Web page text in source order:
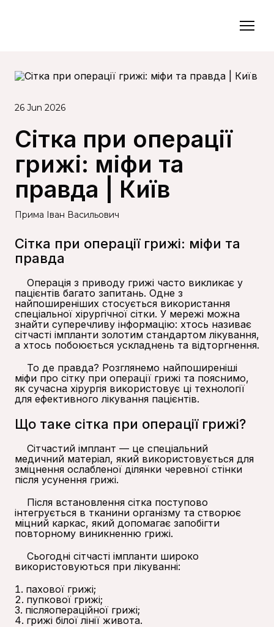
26 Jun 2026
Сітка при операції
грижі: міфи та
правда | Київ
Прима Іван Васильович
Сітка при операції грижі: міфи та
правда
Операція з приводу грижі часто викликає у
пацієнтів багато запитань. Одне з
найпоширеніших стосується використання
спеціальної хірургічної сітки. У мережі можна
знайти суперечливу інформацію: хтось називає
сітчасті імпланти золотим стандартом лікування,
а хтось побоюється ускладнень та відторгнення.
То де правда? Розглянемо найпоширеніші
міфи про сітку при операції грижі та пояснимо,
як сучасна хірургія використовує ці технології
для ефективного лікування пацієнтів.
Що таке сітка при операції грижі?
Сітчастий імплант — це спеціальний
медичний матеріал, який використовується для
зміцнення ослабленої ділянки черевної стінки
після усунення грижі.
Після встановлення сітка поступово
інтегрується в тканини організму та створює
міцний каркас, який допомагає запобігти
повторному виникненню грижі.
Сьогодні сітчасті імпланти широко
використовуються при лікуванні:
пахової грижі;
пупкової грижі;
післяопераційної грижі;
грижі білої лінії живота.